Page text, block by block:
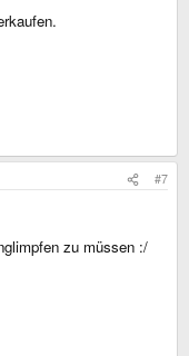
#7
zu müssen :/